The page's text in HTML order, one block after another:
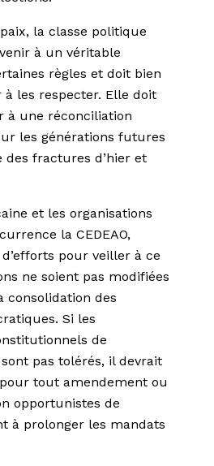
la classe politique
à un véritable
règles et doit bien
à les respecter. Elle doit
une réconciliation
les générations futures
des fractures d’hier et
et les organisations
la CEDEAO,
pour veiller à ce
ne soient pas modifiées
consolidation des
Si les
de
pas tolérés, il devrait
tout amendement ou
opportunistes de
à prolonger les mandats